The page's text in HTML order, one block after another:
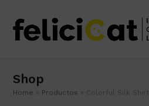
Shop
Home » Productos » Colorful Silk Shirt